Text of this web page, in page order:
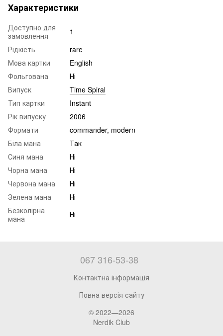
Характеристики
Доступно для
замовлення
1
Рідкість
rare
Мова картки
English
Фольгована
Ні
Випуск
Time Spiral
Тип картки
Instant
Рік випуску
2006
Формати
commander, modern
Біла мана
Так
Синя мана
Ні
Чорна мана
Ні
Червона мана
Ні
Зелена мана
Ні
Безколірна
мана
Ні
067 316-53-38
Контактна інформація
Повна версія сайту
© 2022—2026
Nerdik Club